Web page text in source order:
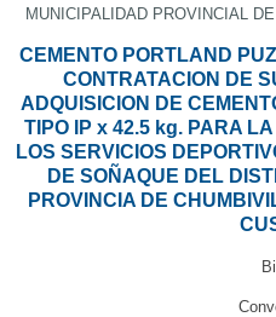
MUNICIPALIDAD PROVINCIAL
CEMENTO PORTLAND
CONTRATACION DE
ADQUISICION DE
TIPO IP x 42.5 kg. PARA
LOS SERVICIOS
DE SOÑAQUE DEL
PROVINCIA DE